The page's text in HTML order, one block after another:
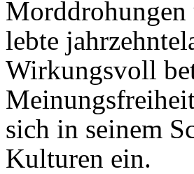
Morddrohungen
lebte
Wirkungsvoll
sich in seinem
Kulturen ein.